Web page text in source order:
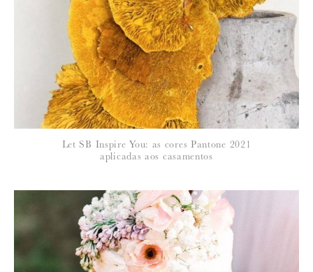
Para saber como tratamos e protegemos os seus dados, leia a nossa
política de privacidade
Let SB Inspire You: as cores Pantone 2021
aplicadas aos casamentos